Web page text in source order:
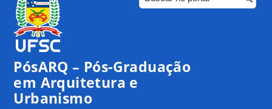
PósARQ – Pós-Graduação
em Arquitetura e
Urbanismo